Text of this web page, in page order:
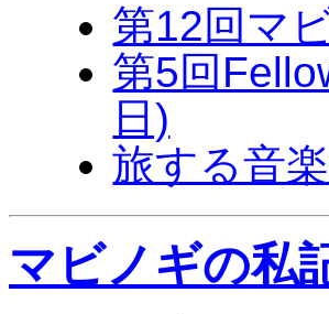
第12回マ
第5回
日)
旅する音
マビノギの私